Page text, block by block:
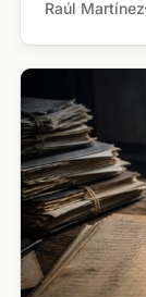
Raúl Martínez